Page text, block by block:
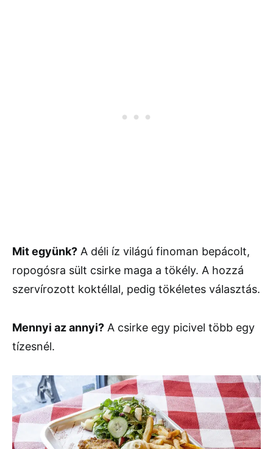
Mit együnk? A déli íz világú finoman bepácolt,
ropogósra sült csirke maga a tökély. A hozzá
szervírozott koktéllal, pedig tökéletes választás.
Mennyi az annyi? A csirke egy picivel több egy
tízesnél.